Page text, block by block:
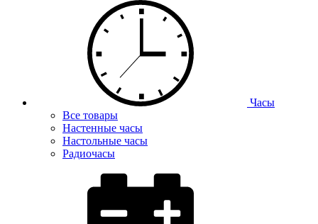
Часы
Все товары
Настенные часы
Настольные часы
Радиочасы